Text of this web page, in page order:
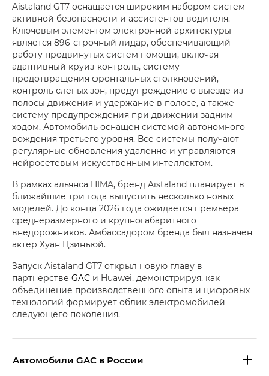
Aistaland GT7 оснащается широким набором систем
активной безопасности и ассистентов водителя.
Ключевым элементом электронной архитектуры
является 896-строчный лидар, обеспечивающий
работу продвинутых систем помощи, включая
адаптивный круиз-контроль, систему
предотвращения фронтальных столкновений,
контроль слепых зон, предупреждение о выезде из
полосы движения и удержание в полосе, а также
систему предупреждения при движении задним
ходом. Автомобиль оснащен системой автономного
вождения третьего уровня. Все системы получают
регулярные обновления удаленно и управляются
нейросетевым искусственным интеллектом.
В рамках альянса HIMA, бренд Aistaland планирует в
ближайшие три года выпустить несколько новых
моделей. До конца 2026 года ожидается премьера
среднеразмерного и крупногабаритного
внедорожников. Амбассадором бренда был назначен
актер Хуан Цзинъюй.
Запуск Aistaland GT7 открыл новую главу в
партнерстве GAC и Huawei, демонстрируя, как
объединение производственного опыта и цифровых
технологий формирует облик электромобилей
следующего поколения.
Aвтомобили GAC в России